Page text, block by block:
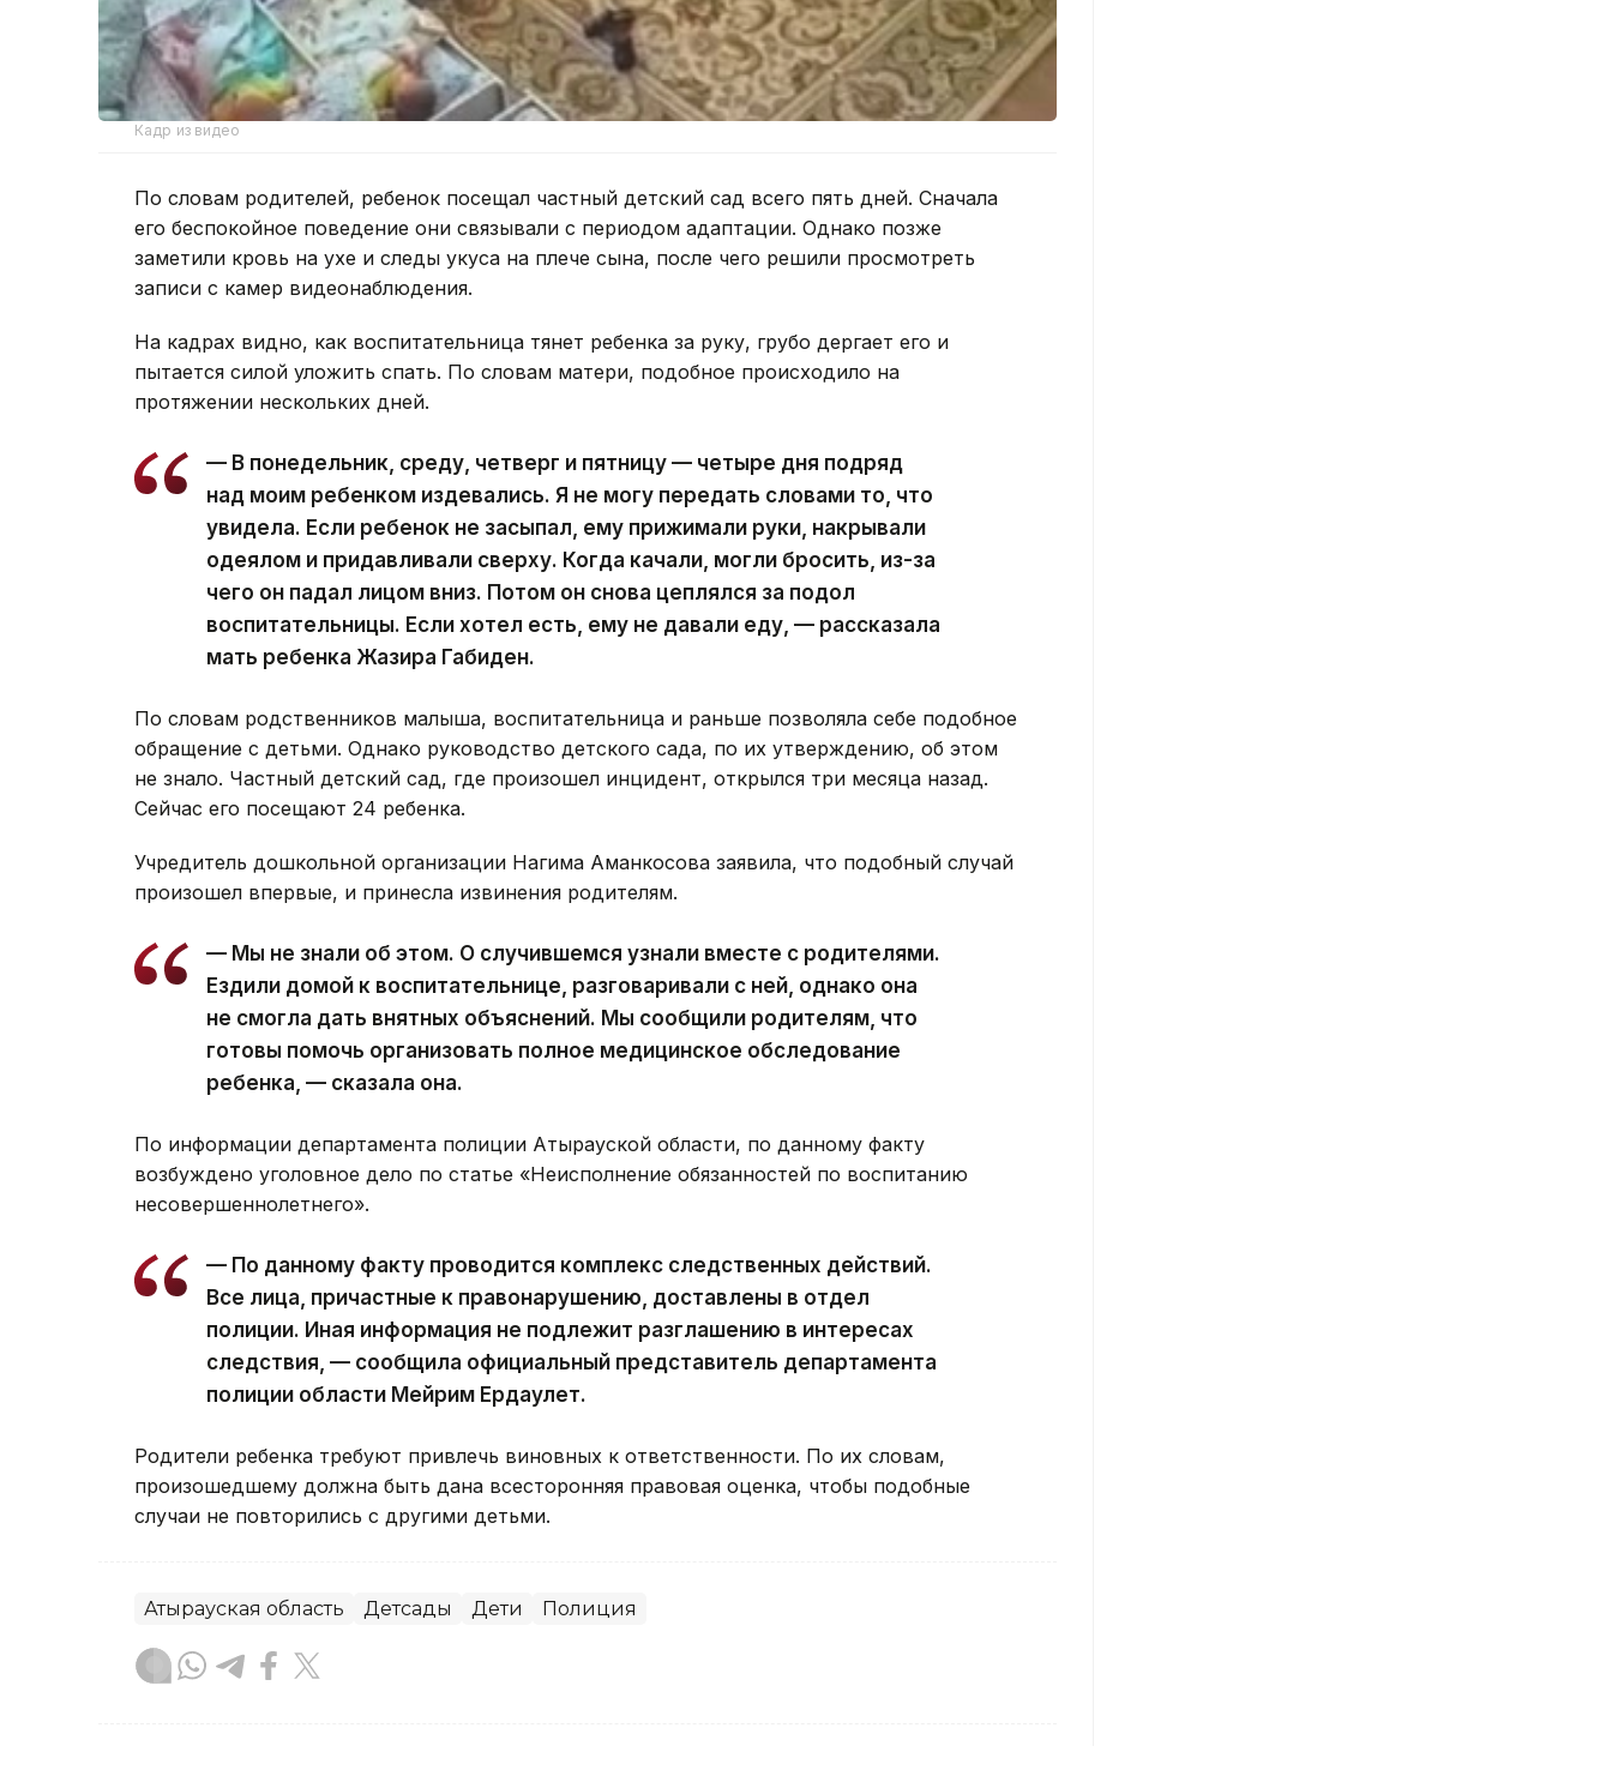
Кадр из видео
По словам родителей, ребенок посещал частный детский сад всего пять дней. Сначала
его беспокойное поведение они связывали с периодом адаптации. Однако позже
заметили кровь на ухе и следы укуса на плече сына, после чего решили просмотреть
записи с камер видеонаблюдения.
На кадрах видно, как воспитательница тянет ребенка за руку, грубо дергает его и
пытается силой уложить спать. По словам матери, подобное происходило на
протяжении нескольких дней.
— В понедельник, среду, четверг и пятницу — четыре дня подряд
над моим ребенком издевались. Я не могу передать словами то, что
увидела. Если ребенок не засыпал, ему прижимали руки, накрывали
одеялом и придавливали сверху. Когда качали, могли бросить, из-за
чего он падал лицом вниз. Потом он снова цеплялся за подол
воспитательницы. Если хотел есть, ему не давали еду, — рассказала
мать ребенка Жазира Габиден.
По словам родственников малыша, воспитательница и раньше позволяла себе подобное
обращение с детьми. Однако руководство детского сада, по их утверждению, об этом
не знало. Частный детский сад, где произошел инцидент, открылся три месяца назад.
Сейчас его посещают 24 ребенка.
Учредитель дошкольной организации Нагима Аманкосова заявила, что подобный случай
произошел впервые, и принесла извинения родителям.
— Мы не знали об этом. О случившемся узнали вместе с родителями.
Ездили домой к воспитательнице, разговаривали с ней, однако она
не смогла дать внятных объяснений. Мы сообщили родителям, что
готовы помочь организовать полное медицинское обследование
ребенка, — сказала она.
По информации департамента полиции Атырауской области, по данному факту
возбуждено уголовное дело по статье «Неисполнение обязанностей по воспитанию
несовершеннолетнего».
— По данному факту проводится комплекс следственных действий.
Все лица, причастные к правонарушению, доставлены в отдел
полиции. Иная информация не подлежит разглашению в интересах
следствия, — сообщила официальный представитель департамента
полиции области Мейрим Ердаулет.
Родители ребенка требуют привлечь виновных к ответственности. По их словам,
произошедшему должна быть дана всесторонняя правовая оценка, чтобы подобные
случаи не повторились с другими детьми.
Атырауская область Детсады Дети Полиция